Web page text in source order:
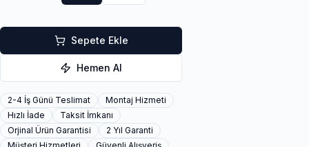
Sepete Ekle
Hemen Al
2-4 İş Günü Teslimat
Montaj Hizmeti
Hızlı İade
Taksit İmkanı
Orjinal Ürün Garantisi
2 Yıl Garanti